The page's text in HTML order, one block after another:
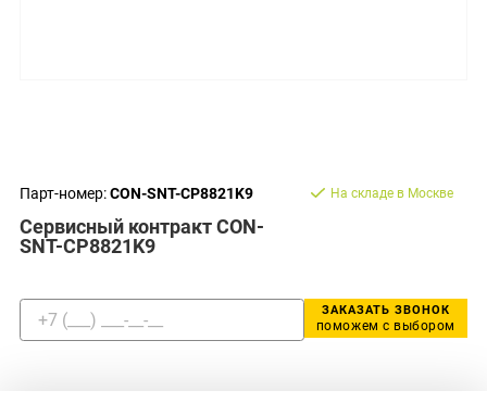
Парт-номер:CON-SNT-CP8821K9
Сервисный контракт CON-
SNT-CP8821K9
На складе в Москве
ЗАКАЗАТЬ ЗВОНОК
поможем с выбором